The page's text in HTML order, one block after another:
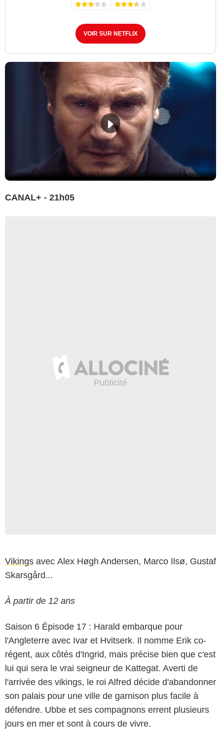
VOIR SUR NETFLIX
CANAL+ - 21h05
Vikings avec Alex Høgh Andersen, Marco Ilsø, Gustaf
Skarsgård...
À partir de 12 ans
Saison 6 Épisode 17 : Harald embarque pour
l'Angleterre avec Ivar et Hvitserk. Il nomme Erik co-
régent, aux côtés d'Ingrid, mais précise bien que c'est
lui qui sera le vrai seigneur de Kattegat. Averti de
l'arrivée des vikings, le roi Alfred décide d'abandonner
son palais pour une ville de garnison plus facile à
défendre. Ubbe et ses compagnons errent plusieurs
jours en mer et sont à cours de vivre.